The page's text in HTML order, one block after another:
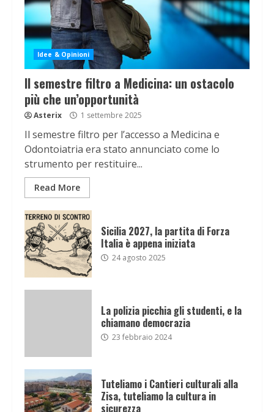
Idee & Opinioni
Il semestre filtro a Medicina: un ostacolo
più che un’opportunità
Asterix 1 settembre 2025
Il semestre filtro per l’accesso a Medicina e
Odontoiatria era stato annunciato come lo
strumento per restituire...
Read More
Sicilia 2027, la partita di Forza
Italia è appena iniziata
24 agosto 2025
La polizia picchia gli studenti, e la
chiamano democrazia
23 febbraio 2024
Tuteliamo i Cantieri culturali alla
Zisa, tuteliamo la cultura in
sicurezza